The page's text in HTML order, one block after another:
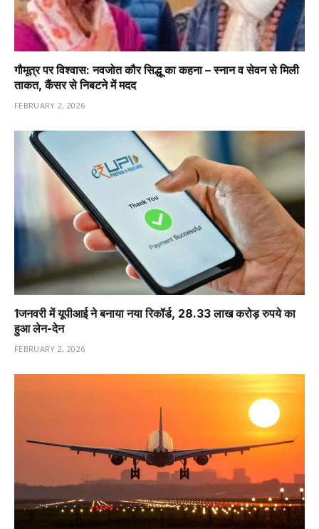
गौमूत्र पर विश्वास: नवजोत कौर सिद्धू का कहना – स्नान व सेवन से मिली
ताकत, कैंसर से निबटने में मदद
FEBRUARY 2, 2026
1️जनवरी में यूपीआई ने बनाया नया रिकॉर्ड, 28.33 लाख करोड़ रुपये का
हुआ लेन-देन
FEBRUARY 2, 2026